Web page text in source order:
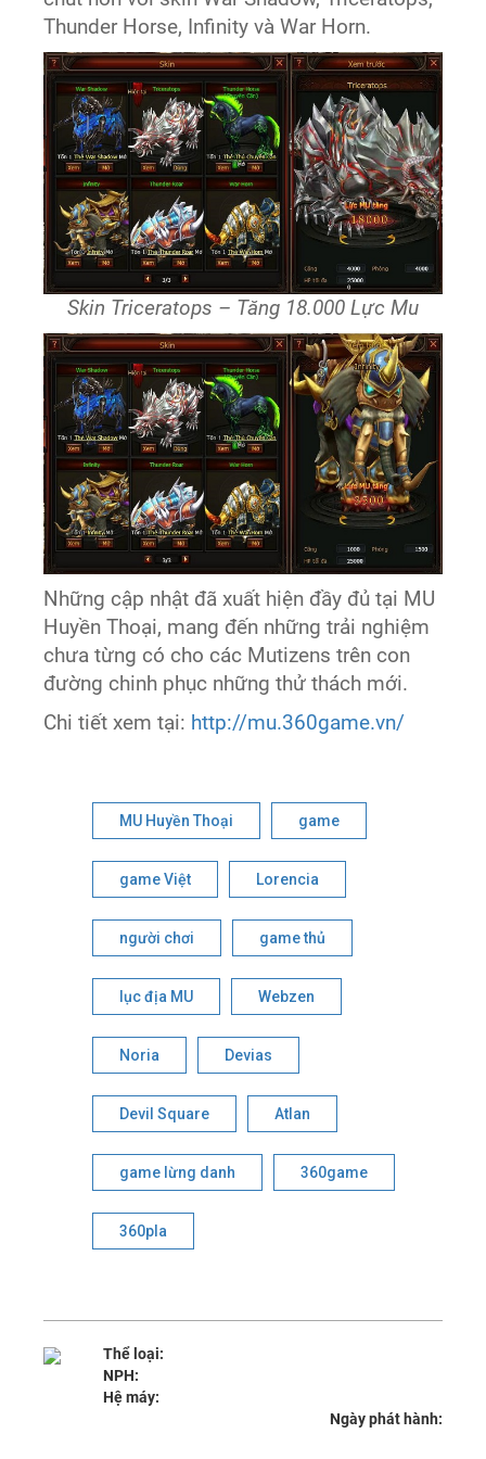
Thunder Horse, Infinity và War Horn.
Skin Triceratops – Tăng 18.000 Lực Mu
Những cập nhật đã xuất hiện đầy đủ tại MU
Huyền Thoại, mang đến những trải nghiệm
chưa từng có cho các Mutizens trên con
đường chinh phục những thử thách mới.
Chi tiết xem tại: http://mu.360game.vn/
MU Huyền Thoại game
game Việt Lorencia
người chơi game thủ
lục địa MU Webzen
Noria Devias
Devil Square Atlan
game lừng danh 360game
360pla
Thể loại:
NPH:
Hệ máy:
Ngày phát hành: